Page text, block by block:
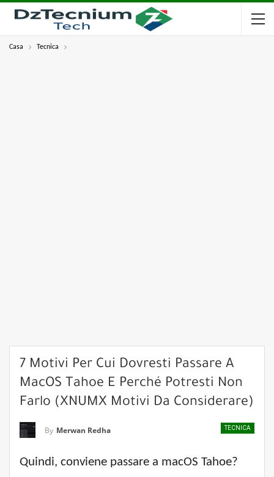
Casa Tecnica
7 Motivi Per Cui Dovresti Passare A
MacOS Tahoe E Perché Potresti Non
Farlo (XNUMX Motivi Da Considerare)
TECNICA
By Merwan Redha
Quindi, conviene passare a macOS Tahoe?